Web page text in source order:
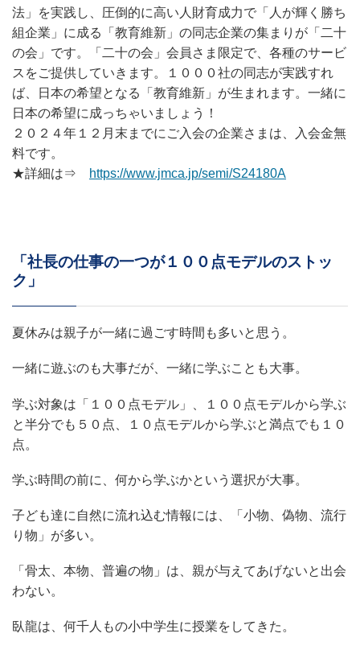
法」を実践し、圧倒的に高い人財育成力で「人が輝く勝ち
組企業」に成る「教育維新」の同志企業の集まりが「二十
の会」です。「二十の会」会員さま限定で、各種のサービ
スをご提供していきます。１０００社の同志が実践すれ
ば、日本の希望となる「教育維新」が生まれます。一緒に
日本の希望に成っちゃいましょう！
２０２４年１２月末までにご入会の企業さまは、入会金無
料です。
★詳細は⇒
https://www.jmca.jp/semi/S24180A
「社長の仕事の一つが１００点モデルのストッ
ク」
夏休みは親子が一緒に過ごす時間も多いと思う。
一緒に遊ぶのも大事だが、一緒に学ぶことも大事。
学ぶ対象は「１００点モデル」、１００点モデルから学ぶ
と半分でも５０点、１０点モデルから学ぶと満点でも１０
点。
学ぶ時間の前に、何から学ぶかという選択が大事。
子ども達に自然に流れ込む情報には、「小物、偽物、流行
り物」が多い。
「骨太、本物、普遍の物」は、親が与えてあげないと出会
わない。
臥龍は、何千人もの小中学生に授業をしてきた。